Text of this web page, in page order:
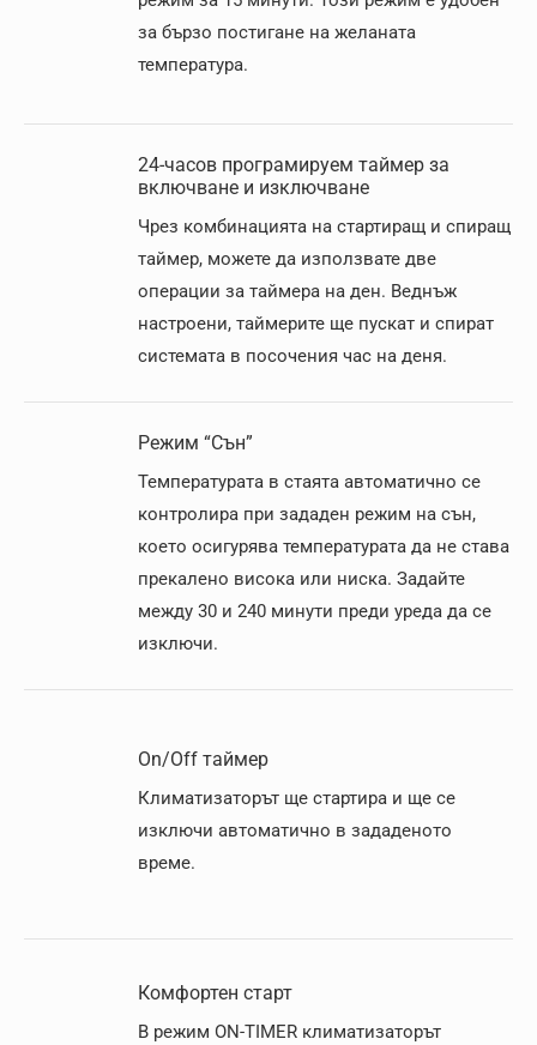
за бързо постигане на желаната
температура.
24-часов програмируем таймер за
включване и изключване
Чрез комбинацията на стартиращ и спиращ
таймер, можете да използвате две
операции за таймера на ден. Веднъж
настроени, таймерите ще пускат и спират
системата в посочения час на деня.
Режим “Сън”
Температурата в стаята автоматично се
контролира при зададен режим на сън,
което осигурява температурата да не става
прекалено висока или ниска. Задайте
между 30 и 240 минути преди уреда да се
изключи.
On/Off таймер
Климатизаторът ще стартира и ще се
изключи автоматично в зададеното
време.
Комфортен старт
В режим ON-TIMER климатизаторът